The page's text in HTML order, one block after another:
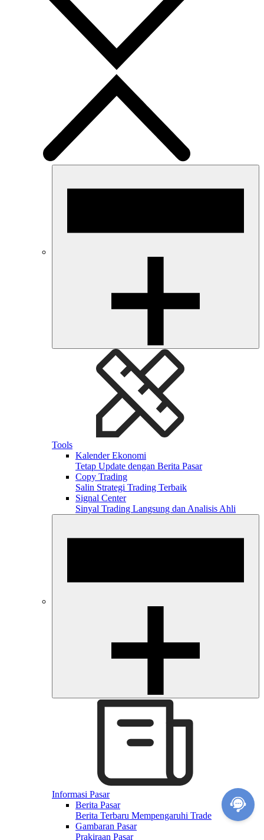
Tools
Kalender Ekonomi
Tetap Update dengan Berita Pasar
Copy Trading
Salin Strategi Trading Terbaik
Signal Center
Sinyal Trading Langsung dan Analisis Ahli
Informasi Pasar
Berita Pasar
Berita Terbaru Mempengaruhi Trade
Gambaran Pasar
Prakiraan Pasar